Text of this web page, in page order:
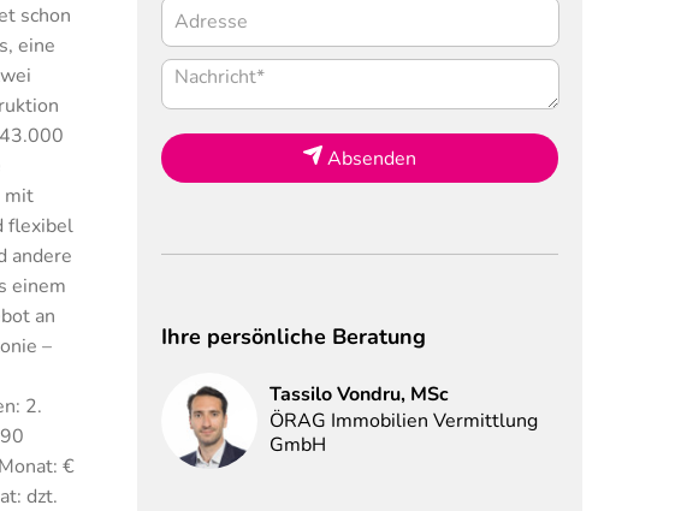
schon
eine
mit
flexibel
andere
einem
an
–
2.
€
dzt.
Absenden
Ihre persönliche Beratung
TassiloVondru, MSc
ÖRAG Immobilien Vermittlung
GmbH